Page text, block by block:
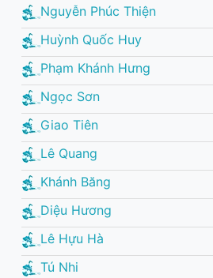
Nguyễn Phúc Thiện
Huỳnh Quốc Huy
Phạm Khánh Hưng
Ngọc Sơn
Giao Tiên
Lê Quang
Khánh Băng
Diệu Hương
Lê Hựu Hà
Tú Nhi